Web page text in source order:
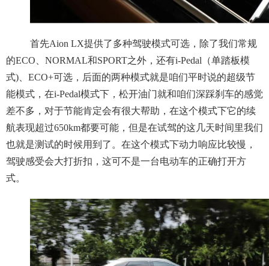
首先Aion LX提供了多种驾驶模式可选，除了我们常规
的ECO、NORMAL和SPORT之外，还有i-Pedal（单踏板模
式)、ECO+可选，后面的两种模式就是咱们平时说的超级节
能模式，在i-Pedal模式下，松开油门就和咱们深踩刹车的感觉
差不多，对于节能肯定会有很大帮助，在这个模式下它的续
航表现超过650km都要可能，但是在试驾的这几天时间里我们
也就是测试的时候用到了。在这个模式下动力响应比较慢，
驾驶感受会大打折扣，这可不是一台电动车的正确打开方
式。